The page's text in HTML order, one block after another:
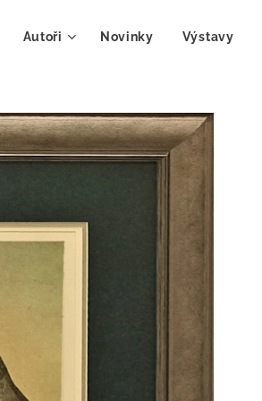
Autoři Novinky Výstavy